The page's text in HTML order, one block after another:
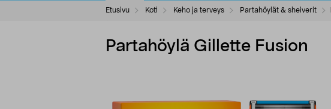
Etusivu Koti Keho ja terveys Partahöylät & sheiverit
Partahöylä Gillette Fusion